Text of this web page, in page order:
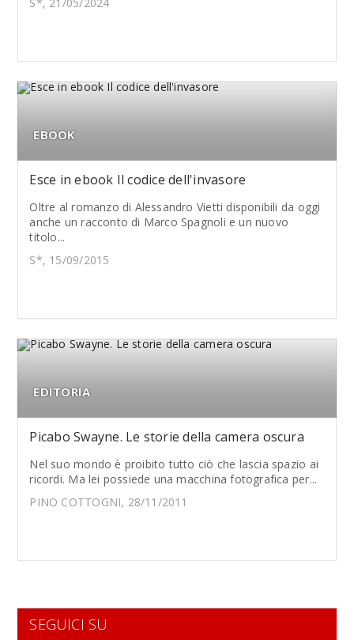
EBOOK
Esce in ebook Il codice dell'invasore
Oltre al romanzo di Alessandro Vietti disponibili da oggi
anche un racconto di Marco Spagnoli e un nuovo
titolo...
S*, 15/09/2015
EDITORIA
Picabo Swayne. Le storie della camera oscura
Nel suo mondo è proibito tutto ciò che lascia spazio ai
ricordi. Ma lei possiede una macchina fotografica per...
PINO COTTOGNI, 28/11/2011
SEGUICI SU